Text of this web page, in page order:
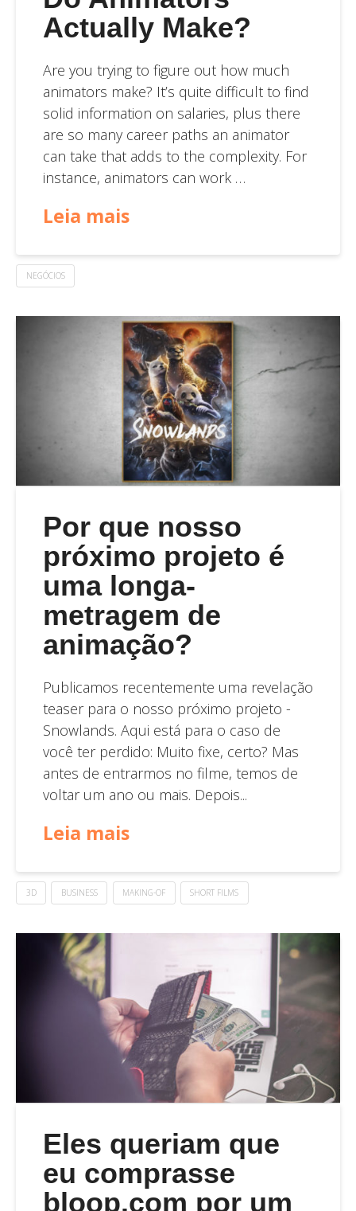
Actually Make?
Are you trying to figure out how much
animators make? It’s quite difficult to find
solid information on salaries, plus there
are so many career paths an animator
can take that adds to the complexity. For
instance, animators can work …
Leia mais
NEGÓCIOS
Por que nosso
próximo projeto é
uma longa-
metragem de
animação?
Publicamos recentemente uma revelação
teaser para o nosso próximo projeto -
Snowlands. Aqui está para o caso de
você ter perdido: Muito fixe, certo? Mas
antes de entrarmos no filme, temos de
voltar um ano ou mais. Depois...
Leia mais
3D BUSINESS MAKING-OF SHORT FILMS
Eles queriam que
eu comprasse
bloop.com por um